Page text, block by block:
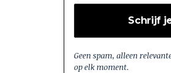
Geen spam, alleen
op elk moment.